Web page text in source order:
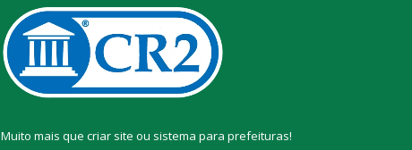
Muito mais que criar site ou sistema para prefeituras!